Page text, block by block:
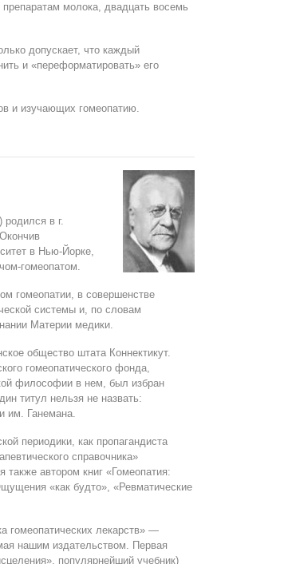
молока, двадцать восемь
допускает, что каждый
и «переформатировать» его
и изучающих гомеопатию.
родился в г.
в Нью-Йорке,
гомеопатом.
гомеопатии, в совершенстве
системы и, по словам
Материи медики.
общество штата Коннектикут.
гомеопатического фонда,
философии в нем, был избран
титул нельзя не назвать:
им. Ганемана.
периодики, как пропагандиста
справочника»
также автором книг «Гомеопатия:
«как будто», «Ревматические
гомеопатических лекарств» —
нашим издательством. Первая
популярнейший учебник)